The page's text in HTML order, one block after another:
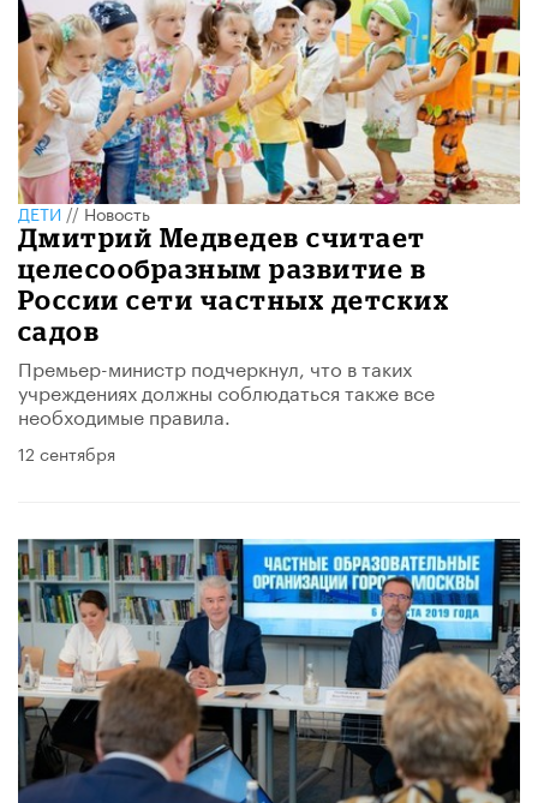
ДЕТИ//Новость
Дмитрий Медведев считает
целесообразным развитие в
России сети частных детских
садов
Премьер-министр подчеркнул, что в таких
учреждениях должны соблюдаться также все
необходимые правила.
12 сентября